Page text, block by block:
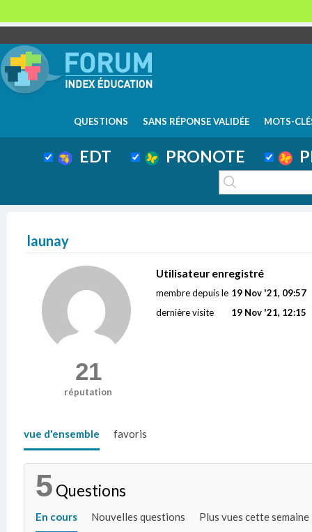
QUESTIONS SANS RÉPONSE VALIDÉE MOTS-
EDT PRONOTE
launay
21
réputation
Utilisateur enregistré
membre depuis le 19 Nov '21, 09:57
dernière visite
19 Nov '21, 12:15
vue d'ensemble favoris
5 Questions
En cours Nouvelles questions Plus vues cette semaine